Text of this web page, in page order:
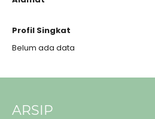
Profil Singkat
Belum ada data
ARSIP